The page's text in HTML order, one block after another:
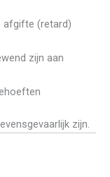
afgifte (retard)
zijn aan
zijn.